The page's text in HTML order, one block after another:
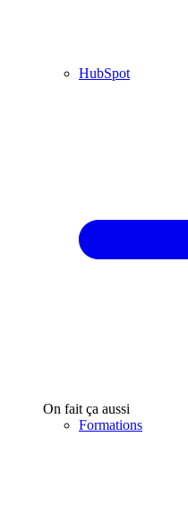
HubSpot
On fait ça aussi
Formations